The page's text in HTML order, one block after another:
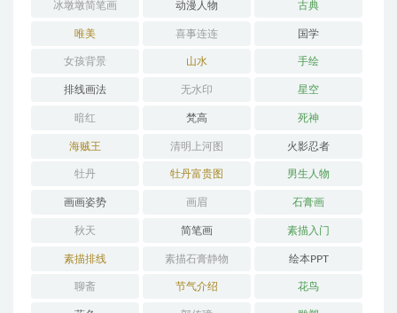
冰墩墩简笔画 动漫人物 古典
唯美 喜事连连 国学
女孩背景 山水 手绘
排线画法 无水印 星空
暗红 梵高 死神
海贼王 清明上河图 火影忍者
牡丹 牡丹富贵图 男生人物
画画姿势 画眉 石膏画
秋天 简笔画 素描入门
素描排线 素描石膏静物 绘本PPT
聊斋 节气介绍 花鸟